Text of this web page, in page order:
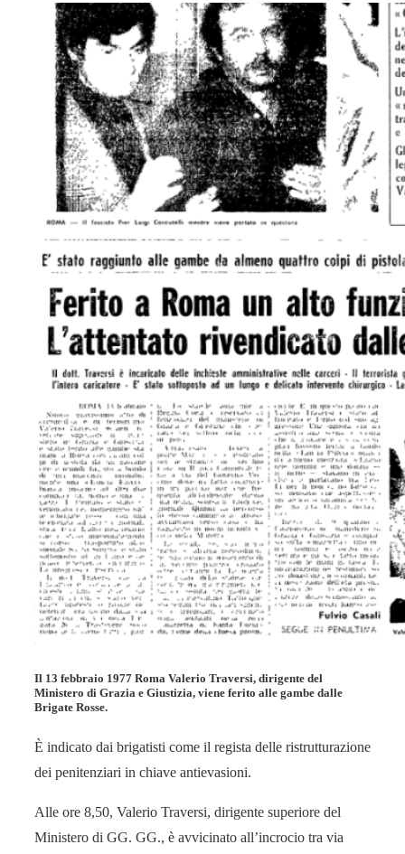
Il 13 febbraio 1977 Roma Valerio Traversi, dirigente del
Ministero di Grazia e Giustizia, viene ferito alle gambe dalle
Brigate Rosse.
È indicato dai brigatisti come il regista delle ristrutturazione
dei penitenziari in chiave antievasioni.
Alle ore 8,50, Valerio Traversi, dirigente superiore del
Ministero di GG. GG., è avvicinato all’incrocio tra via